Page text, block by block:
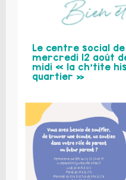
Le centre social
mercredi 12 août
midi « la ch’tite
quartier »